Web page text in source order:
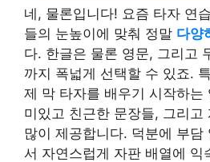
네, 물론입니다! 요즘 타자 연
들의 눈높이에 맞춰 정말 다양
다. 한글은 물론 영문, 그리고
까지 폭넓게 선택할 수 있죠.
제 막 타자를 배우기 시작하는
미있고 친근한 문장들, 그리고
많이 제공합니다. 덕분에 부담
서 자연스럽게 자판 배열에 익